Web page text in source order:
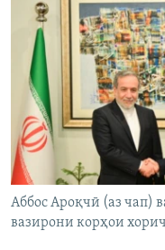
Аббос Ароқчӣ (аз чап)
вазирони корҳои